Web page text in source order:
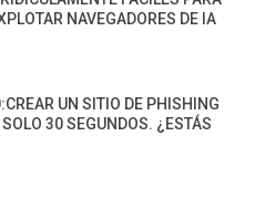
NAVEGADORES DE IA
UN SITIO DE PHISHING
30 SEGUNDOS. ¿ESTÁS